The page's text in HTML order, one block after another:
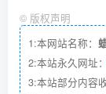
© 版权声明
1:本网站名称：
2:本站永久网址：
3:本站部分内容